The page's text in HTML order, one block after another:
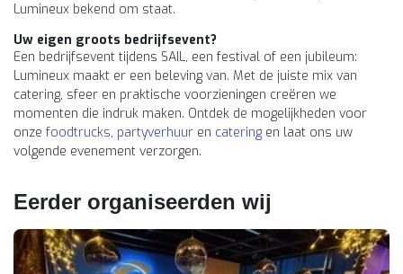
Lumineux bekend om staat.
Uw eigen groots bedrijfsevent?
Een bedrijfsevent tijdens SAIL, een festival of een jubileum:
Lumineux maakt er een beleving van. Met de juiste mix van
catering, sfeer en praktische voorzieningen creëren we
momenten die indruk maken. Ontdek de mogelijkheden voor
onze foodtrucks, partyverhuur en catering en laat ons uw
volgende evenement verzorgen.
Eerder organiseerden wij